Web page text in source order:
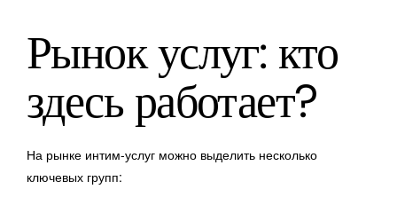
Рынок услуг: кто
здесь работает?
На рынке интим-услуг можно выделить несколько
ключевых групп: